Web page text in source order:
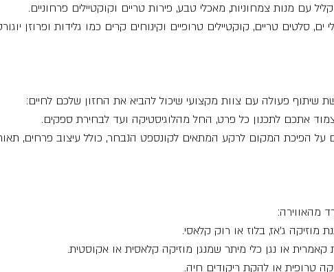
עם מנות צמחוניות, מאכלי טבע, פירות טריים וקוקטיילים פרחוניים.
סלטים טריים, קוקטיילים טרופיים וקינוחים קרים כמו גלידות ופרוזן
שיתוף פעולה עם צוות מקצועי שיכול להביא את החזון שלכם לחיים:
אתכם לתכנון כל פרט, החל מהלוגיסטיקה ועד לבחירת ספקים.
על הפיכת המקום לרקע המתאים לקונספט הנבחר, כולל עיצוב פרחים,
מהאווירה:
מוזיקה ג'אז, בלוז או רוק קלאסי.
קאמרית או נגן כלי מיתר שמנגן מוזיקה קלאסית או אקוסטית.
טרופית או להקת ריקודים חיה.